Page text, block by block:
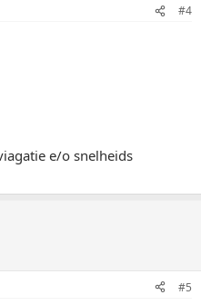
#4
e/o snelheids
#5